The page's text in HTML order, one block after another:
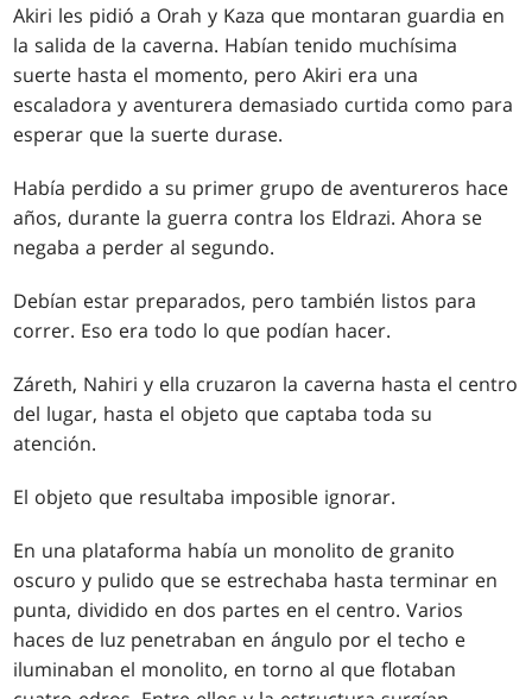
Akiri les pidió a Orah y Kaza que montaran guardia en
la salida de la caverna. Habían tenido muchísima
suerte hasta el momento, pero Akiri era una
escaladora y aventurera demasiado curtida como para
esperar que la suerte durase.
Había perdido a su primer grupo de aventureros hace
años, durante la guerra contra los Eldrazi. Ahora se
negaba a perder al segundo.
Debían estar preparados, pero también listos para
correr. Eso era todo lo que podían hacer.
Záreth, Nahiri y ella cruzaron la caverna hasta el centro
del lugar, hasta el objeto que captaba toda su
atención.
El objeto que resultaba imposible ignorar.
En una plataforma había un monolito de granito
oscuro y pulido que se estrechaba hasta terminar en
punta, dividido en dos partes en el centro. Varios
haces de luz penetraban en ángulo por el techo e
iluminaban el monolito, en torno al que flotaban